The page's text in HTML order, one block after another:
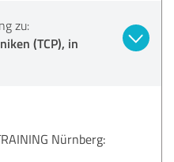
zu:
(TCP), in
Nürnberg: